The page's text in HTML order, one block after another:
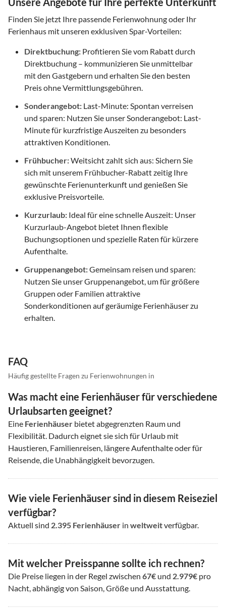
Finden Sie jetzt Ihre passende Ferienwohnung oder Ihr
Ferienhaus mit unseren exklusiven Spar-Vorteilen:
Direktbuchung: Profitieren Sie vom Rabatt durch
Direktbuchung – kommunizieren Sie unmittelbar
mit den Gastgebern und erhalten Sie den besten
Preis ohne Vermittlungsgebühren.
Sonderangebot: Last-Minute: Spontan verreisen
und sparen: Nutzen Sie unser Sonderangebot: Last-
Minute für kurzfristige Auszeiten zu besonders
attraktiven Konditionen.
Frühbucher:Weitsicht zahlt sich aus: Sichern Sie
sich mit unserem Frühbucher-Rabatt zeitig Ihre
gewünschte Ferienunterkunft und genießen Sie
exklusive Preisvorteile.
Kurzurlaub: Ideal für eine schnelle Auszeit: Unser
Kurzurlaub-Angebot bietet Ihnen flexible
Buchungsoptionen und spezielle Raten für kürzere
Aufenthalte.
Gruppenangebot:Gemeinsam reisen und sparen:
Nutzen Sie unser Gruppenangebot, um für größere
Gruppen oder Familien attraktive
Sonderkonditionen auf geräumige Ferienhäuser zu
erhalten.
FAQ
Häufig gestellte Fragen zu Ferienwohnungen in
Was macht eine Ferienhäuser für verschiedene
Urlaubsarten geeignet?
Eine Ferienhäuser bietet abgegrenzten Raum und
Flexibilität. Dadurch eignet sie sich für Urlaub mit
Haustieren, Familienreisen, längere Aufenthalte oder für
Reisende, die Unabhängigkeit bevorzugen.
Wie viele Ferienhäuser sind in diesem Reiseziel
verfügbar?
Aktuell sind 2.395 Ferienhäuser in weltweitverfügbar.
Mit welcher Preisspanne sollte ich rechnen?
Die Preise liegen in der Regel zwischen 67€ und 2.979€ pro
Nacht, abhängig von Saison, Größe und Ausstattung.